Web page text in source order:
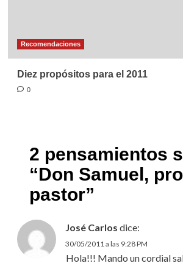
Recomendaciones
Diez propósitos para el 2011
0
2 pensamientos
“Don Samuel,
pastor”
José Carlos dice:
30/05/2011 a las 9:28 PM
Hola!!! Mando un cordial